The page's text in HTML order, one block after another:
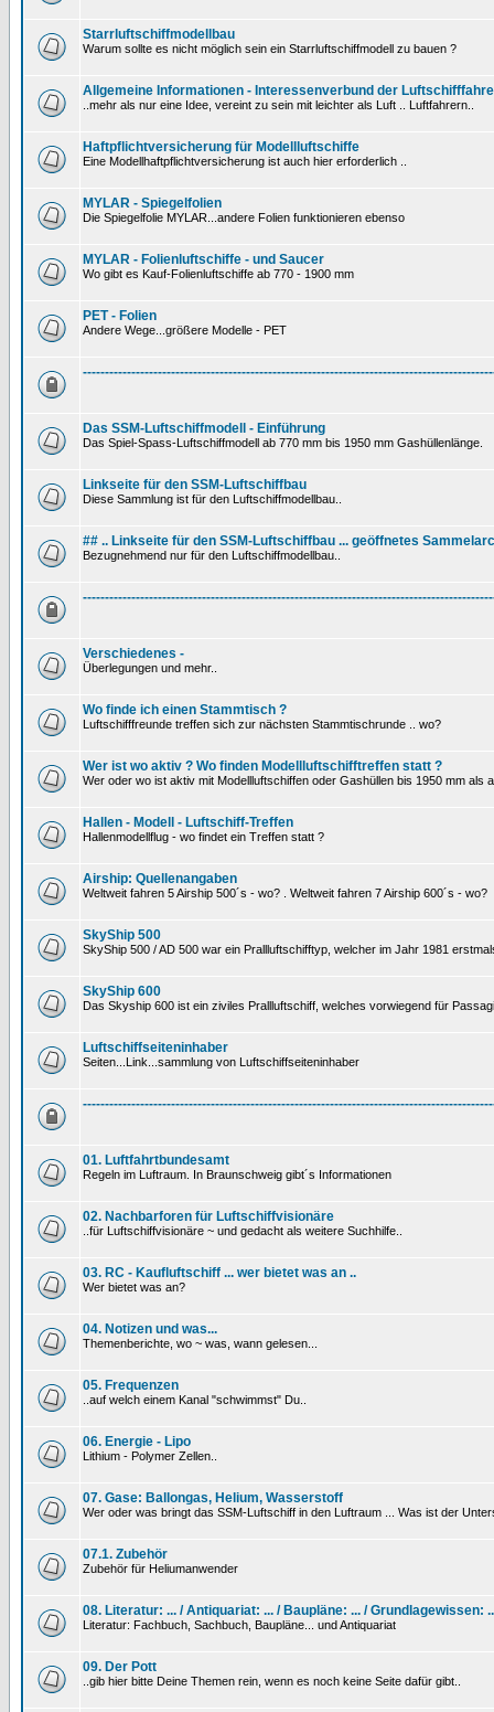
Starrluftschiffmodellbau
Warum sollte es nicht möglich sein ein Starrluftschiffmodell zu bauen ?
Allgemeine Informationen - Interessenverbund der
..mehr als nur eine Idee, vereint zu sein mit leichter als Luft .. Luftfahrern..
Haftpflichtversicherung für Modellluftschiffe
Eine Modellhaftpflichtversicherung ist auch hier erforderlich ..
MYLAR - Spiegelfolien
Die Spiegelfolie MYLAR...andere Folien funktionieren ebenso
MYLAR - Folienluftschiffe - und Saucer
Wo gibt es Kauf-Folienluftschiffe ab 770 - 1900 mm
PET - Folien
Andere Wege...größere Modelle - PET
Das SSM-Luftschiffmodell - Einführung
Das Spiel-Spass-Luftschiffmodell ab 770 mm bis 1950 mm Gashüllenlänge.
Linkseite für den SSM-Luftschiffbau
Diese Sammlung ist für den Luftschiffmodellbau..
## .. Linkseite für den SSM-Luftschiffbau ... geöffnetes
Bezugnehmend nur für den Luftschiffmodellbau..
Verschiedenes -
Überlegungen und mehr..
Wo finde ich einen Stammtisch ?
Luftschifffreunde treffen sich zur nächsten Stammtischrunde .. wo?
Wer ist wo aktiv ? Wo finden Modellluftschifftreffen statt ?
Wer oder wo ist aktiv mit Modellluftschiffen oder Gashüllen bis 1950 mm als
Hallen - Modell - Luftschiff-Treffen
Hallenmodellflug - wo findet ein Treffen statt ?
Airship: Quellenangaben
Weltweit fahren 5 Airship 500´s - wo? . Weltweit fahren 7 Airship 600´s - wo?
SkyShip 500
SkyShip 500 / AD 500 war ein Prallluftschifftyp, welcher im Jahr 1981
SkyShip 600
Das Skyship 600 ist ein ziviles Prallluftschiff, welches vorwiegend für
Luftschiffseiteninhaber
Seiten...Link...sammlung von Luftschiffseiteninhaber
01. Luftfahrtbundesamt
Regeln im Luftraum. In Braunschweig gibt´s Informationen
02. Nachbarforen für Luftschiffvisionäre
..für Luftschiffvisionäre ~ und gedacht als weitere Suchhilfe..
03. RC - Kaufluftschiff ... wer bietet was an ..
Wer bietet was an?
04. Notizen und was...
Themenberichte, wo ~ was, wann gelesen...
05. Frequenzen
..auf welch einem Kanal "schwimmst" Du..
06. Energie - Lipo
Lithium - Polymer Zellen..
07. Gase: Ballongas, Helium, Wasserstoff
Wer oder was bringt das SSM-Luftschiff in den Luftraum ... Was ist der
07.1. Zubehör
Zubehör für Heliumanwender
08. Literatur: ... / Antiquariat: ... / Baupläne: ... / Grundlagewissen:
Literatur: Fachbuch, Sachbuch, Baupläne... und Antiquariat
09. Der Pott
..gib hier bitte Deine Themen rein, wenn es noch keine Seite dafür gibt..